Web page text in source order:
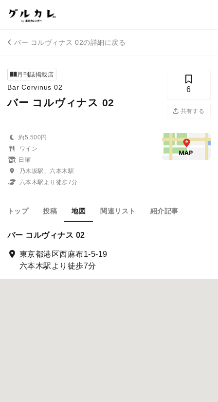
バー コルヴィナス 02の詳細に戻る
月刊誌掲載店
Bar Corvinus 02
バー コルヴィナス 02
6
共有する
約5,500円
ワイン
日曜
乃木坂駅、六本木駅
六本木駅より徒歩7分
トップ 投稿 地図 関連リスト 紹介記事
バー コルヴィナス 02
東京都港区西麻布1-5-19
六本木駅より徒歩7分